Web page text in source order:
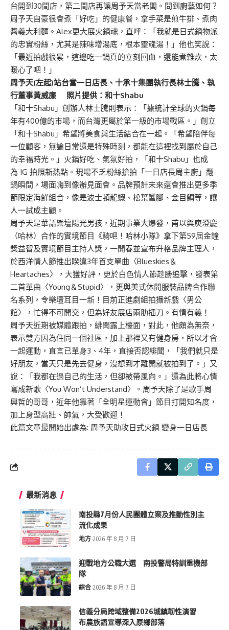
台開到30間店，第二間店再讓周予天當老闆。問到廚藝如何？
周予天自豪很會煮「好吃」的健康餐，拿手菜是煎牛排、煮肉
醬義大利麵。Alex更大展火鍋魂，直呼：「我就是日式鍋物派
的忠實粉絲，尤其是辣味增湯底，根本靈魂湯！」他也笑說：
「最近拍戲很累，這邊吃一鍋真的立刻回血，還能煮雜炊，太
暖心了吧！」
周予天(左起)站台當一日店長、十承十集團執行長林士騰、執
行董事黃威廉 照片提供：和十Shabu
「和十Shabu」創辦人林士騰則表示：「據統計全球的火鍋每
年有400億的市場，而台灣更屬於第一級的市場戰區。」創立
「和十Shabu」希望將美食與生活結合在一起。「希望陪伴每
一位顧客，無論日常還是特殊時刻，都能在這裡找到屬於自己
的幸福時光。」火鍋好吃、氣氛好拍，「和十Shabu」也成
為 IG 拍照新熱點。現場不乏粉絲搶拍「一日店長周主廚」翻
鍋瞬間，場面嗨到像辦見面會。品牌預計未來還會推出更多季
節限定海鮮組合，像是波士頓龍蝦、松葉蟹腳、金目鯛等，讓
人一試成主顧。
周予天是華語樂壇陽光男孩，近期事業大爆發，甫以與庾澄慶
（哈林）合作的實境節目《騎吧！哈林小隊》拿下第59屆金鐘
獎益智及實境節目主持人獎，一開春並宣布升格品牌主理人，
於西洋情人節推出睽違3年首支單曲〈Blueskies＆
Heartaches〉，大獲好評，更於白色情人節趁勝追擊，發表第
二首單曲〈Young＆Stupid〉，更與美式休閒服裝品牌合作聯
名系列，令樂壇耳目一新！目前正進劇組拍攝新戲〈男公
館〉，忙得不可開交，但為好友展店兩肋插刀。有情有義！
周予天近期被媒體跟拍，緋聞露上檯面，對此，他頗為無奈，
表示雙方因為住同一個社區，加上那裡又有健身房，所以才會
一起運動，直言已單身3、4年，直接否認緋聞，「我們就只是
好朋友，當天只是先去健身，沒想到才離開就被拍到了。」又
說：「我都在過自己的生活，但卻被帶風向。」還為此將心情
寫成新歌〈You Won’t Understand〉。周予天除了是歌手周
興哲的哥哥，近年他靠著「全明星運動會」節目打開知名度，
加上身型高壯、帥氣，大受歡迎！
此篇文章最開始出處為: 周予天助攻日式火鍋 變身一日店長
最新消息
南投縣7月份人民團體立案及推動性別主
流化成果
地方 2026 年 8 月 7 日
迎戰地方公職大選 南投警局特訓重機部
隊
綜合 2026 年 8 月 7 日
信義分局跨域整備2026城鎮韌性演習
布農族語宣導深入原鄉部落